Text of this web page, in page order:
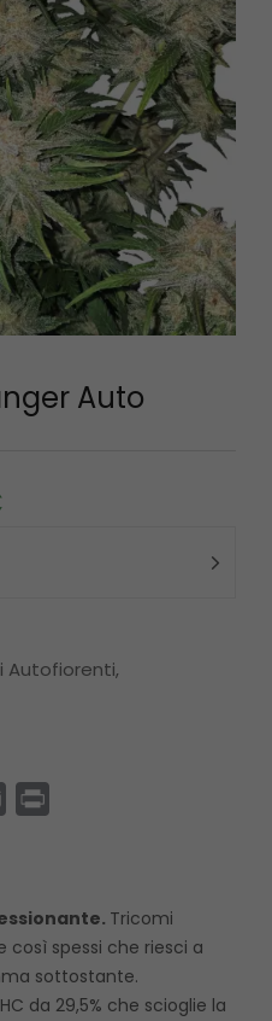
Auto
Autofiorenti
Email
Tricomi
così spessi che riesci a
sottostante.
da 29,5% che scioglie la